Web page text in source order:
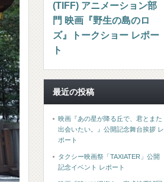
(TIFF) アニメーション部
門 映画『野生の島のロ
ズ』トークショー レポー
ト
最近の投稿
映画『あの星が降る丘で、君とまた
出会いたい。』公開記念舞台挨拶 レ
ポート
タクシー映画祭「TAXIATER」公開
記念イベント レポート